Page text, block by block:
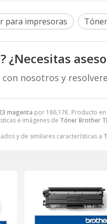
magenta por 186,17€. Producto
e imágenes de Tóner Brother
y de similares características a
para impresoras
¿Necesitas
nosotros y